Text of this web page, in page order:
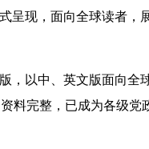
呈现，面向全球读者，
，以中、英文版面向全
料完整，已成为各级党